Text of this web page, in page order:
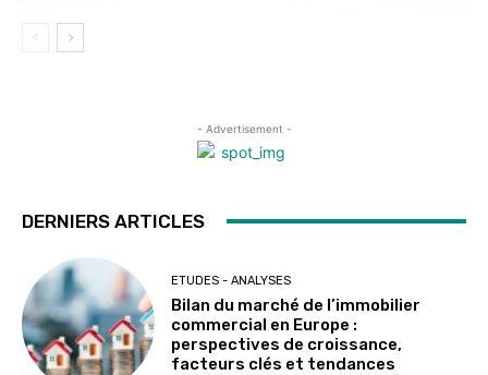
- Advertisement -
DERNIERS ARTICLES
ETUDES - ANALYSES
Bilan du marché de l’immobilier
commercial en Europe :
perspectives de croissance,
facteurs clés et tendances